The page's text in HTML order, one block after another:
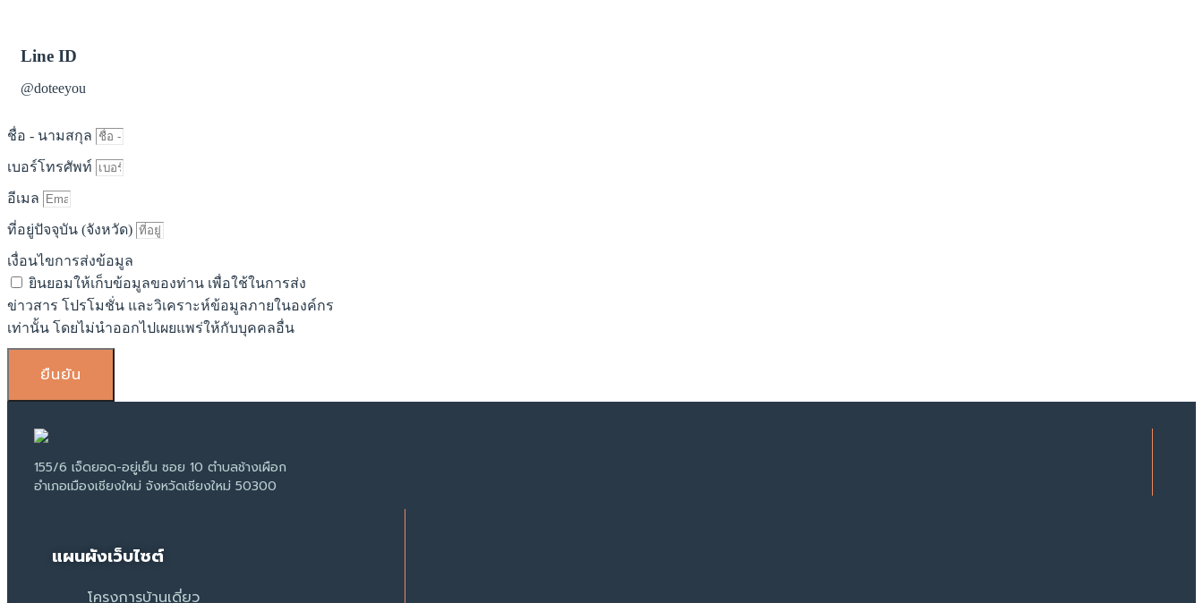
Line ID
@doteeyou
ชื่อ - นามสกุล
เบอร์โทรศัพท์
อีเมล
ที่อยู่ปัจจุบัน (จังหวัด)
เงื่อนไขการส่งข้อมูล
ยินยอมให้เก็บข้อมูลของท่าน เพื่อใช้ในการส่ง
ข่าวสาร โปรโมชั่น และวิเคราะห์ข้อมูลภายในองค์กร
เท่านั้น โดยไม่นำออกไปเผยแพร่ให้กับบุคคลอื่น
ยืนยัน
155/6 เจ็ดยอด-อยู่เย็น ซอย 10 ตำบลช้างเผือก
อำเภอเมืองเชียงใหม่ จังหวัดเชียงใหม่ 50300
แผนผังเว็บไซต์
โครงการบ้านเดี่ยว